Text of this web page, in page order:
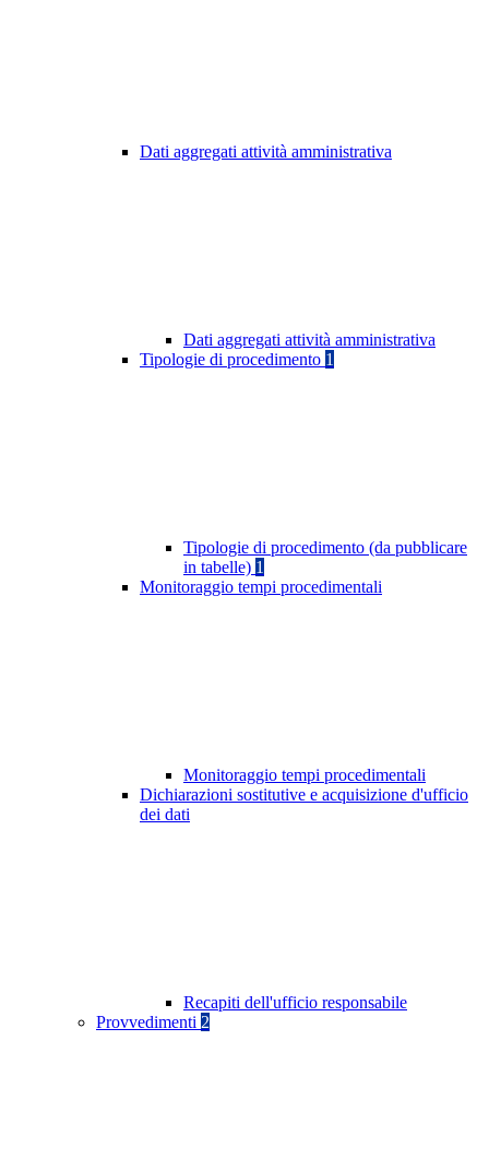
Dati aggregati attività amministrativa
Dati aggregati attività amministrativa
Tipologie di procedimento 1
Tipologie di procedimento (da pubblicare
in tabelle) 1
Monitoraggio tempi procedimentali
Monitoraggio tempi procedimentali
Dichiarazioni sostitutive e acquisizione d'ufficio
dei dati
Recapiti dell'ufficio responsabile
Provvedimenti 2